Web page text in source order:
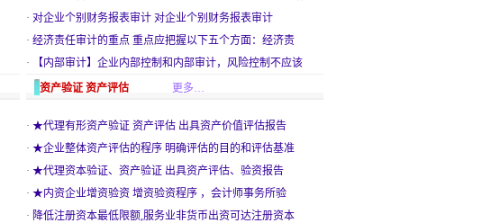
· 对企业个别财务报表审计 对企业个别财务报表审计
· 经济责任审计的重点 重点应把握以下五个方面：经济责
·
【内部审计】企业内部控制和内部审计，风险控制不应该
资产验证 资产评估 更多…
· ★代理有形资产验证 资产评估 出具资产价值评估报告
· ★企业整体资产评估的程序 明确评估的目的和评估基准
· ★代理资本验证、资产验证 出具资产评估、验资报告
· ★内资企业增资验资 增资验资程序 ，会计师事务所验
· 降低注册资本最低限额,服务业非货币出资可达注册资本